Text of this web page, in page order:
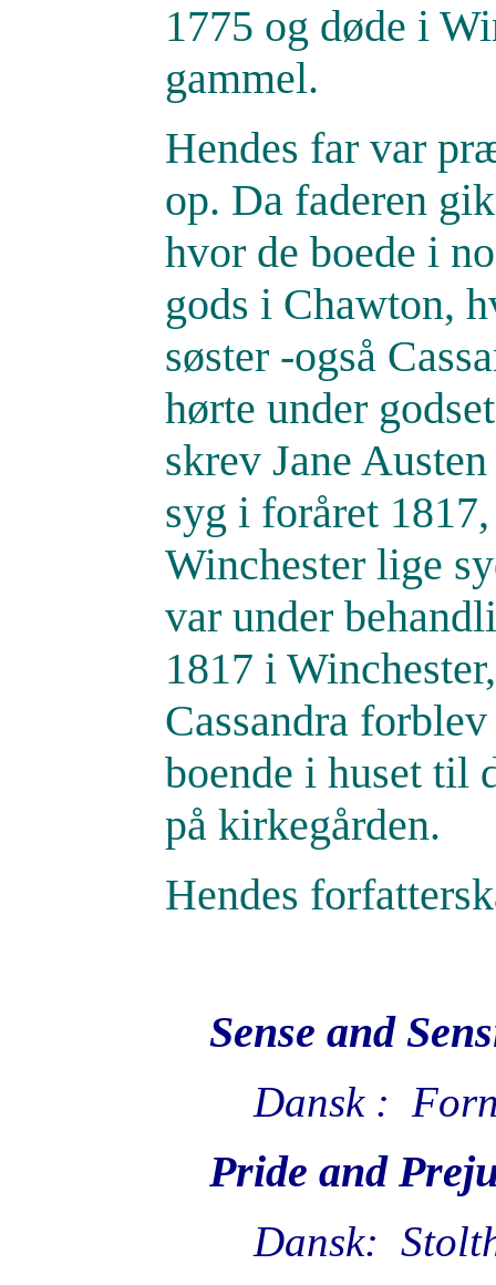
1775 og døde i
gammel.
Hendes far var
op. Da faderen
hvor de boede i
gods i Chawton,
søster -også
hørte under
skrev Jane
syg i foråret
Winchester lige
var under
1817 i
Cassandra
boende i huset til
på kirkegården.
Hendes
Sense and
Dansk :
Pride and
Dansk: